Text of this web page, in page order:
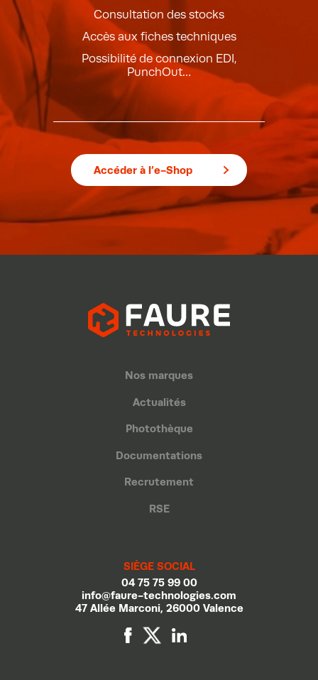
Consultation des stocks
Accès aux fiches techniques
Possibilité de connexion EDI,
PunchOut…
Accéder à l’e-Shop
Nos marques
Actualités
Photothèque
Documentations
Recrutement
RSE
SIÈGE SOCIAL
04 75 75 99 00
info@faure-technologies.com
47 Allée Marconi, 26000 Valence